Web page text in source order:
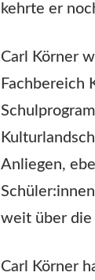
kehrte er
Carl Körner
Fachbereich
Anliegen,
weit über die
Carl Körner